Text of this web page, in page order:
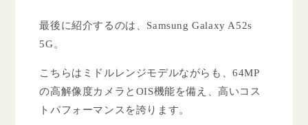
最後に紹介するのは、Samsung Galaxy A52s
5G。
こちらはミドルレンジモデルながらも、64MP
の高解像度カメラとOIS機能を備え、高いコス
トパフォーマンスを誇ります。